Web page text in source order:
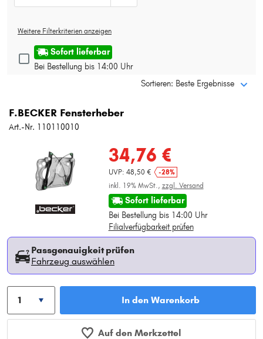
Weitere Filterkriterien anzeigen
Sofort lieferbar
Bei Bestellung bis 14:00 Uhr
Sortieren: Beste Ergebnisse
F.BECKER Fensterheber
Art.-Nr. 110110010
34,76 €
UVP: 48,50 €
-28%
inkl. 19% MwSt., zzgl. Versand
Sofort lieferbar
Bei Bestellung bis 14:00 Uhr
Filialverfügbarkeit prüfen
Passgenauigkeit prüfen
Fahrzeug auswählen
In den Warenkorb
Auf den Merkzettel